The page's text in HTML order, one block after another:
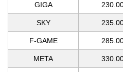
GIGA
SKY
F-GAME
META